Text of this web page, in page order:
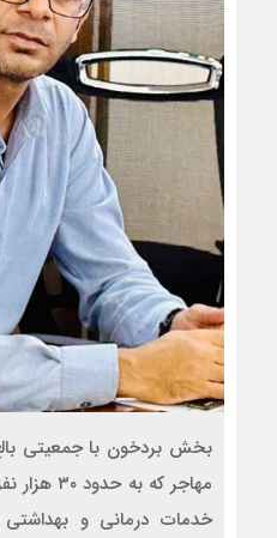
مهاجر که
خدمات درمانی و